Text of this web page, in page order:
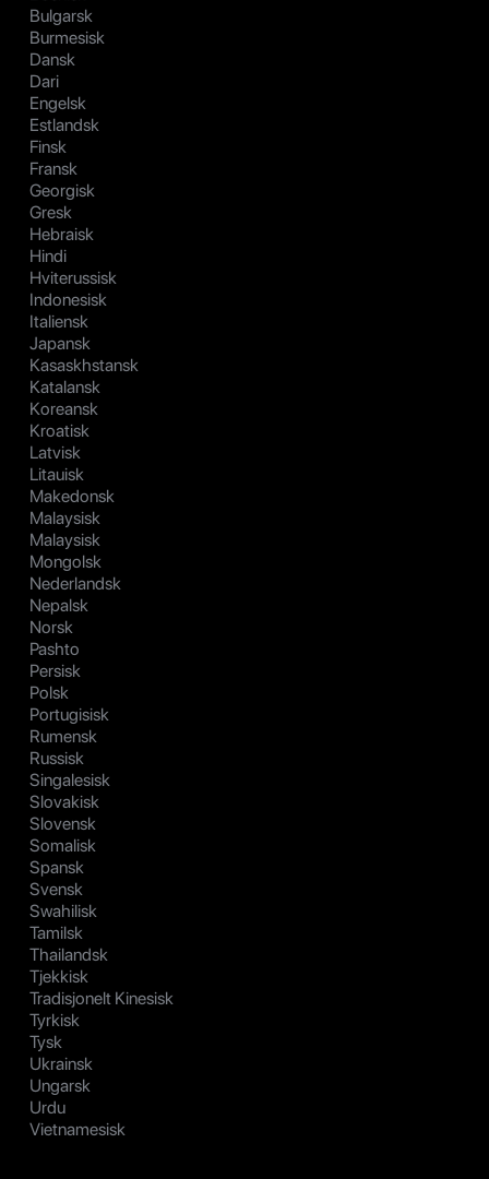
Bulgarsk
Burmesisk
Dansk
Dari
Engelsk
Estlandsk
Finsk
Fransk
Georgisk
Gresk
Hebraisk
Hindi
Hviterussisk
Indonesisk
Italiensk
Japansk
Kasaskhstansk
Katalansk
Koreansk
Kroatisk
Latvisk
Litauisk
Makedonsk
Malaysisk
Malaysisk
Mongolsk
Nederlandsk
Nepalsk
Norsk
Pashto
Persisk
Polsk
Portugisisk
Rumensk
Russisk
Singalesisk
Slovakisk
Slovensk
Somalisk
Spansk
Svensk
Swahilisk
Tamilsk
Thailandsk
Tjekkisk
Tradisjonelt Kinesisk
Tyrkisk
Tysk
Ukrainsk
Ungarsk
Urdu
Vietnamesisk